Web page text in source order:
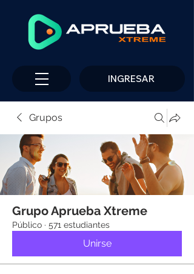
INGRESAR
Grupos
Grupo Aprueba Xtreme
Público · 571 estudiantes
Unirse